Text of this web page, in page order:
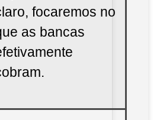
focaremos no
as bancas